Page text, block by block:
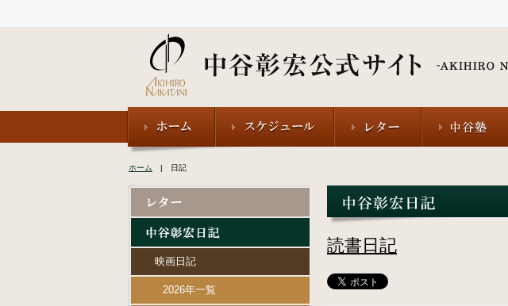
ホーム | 日記
読書日記
映画日記
2026年一覧